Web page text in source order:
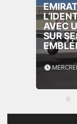
AVEC
SUR